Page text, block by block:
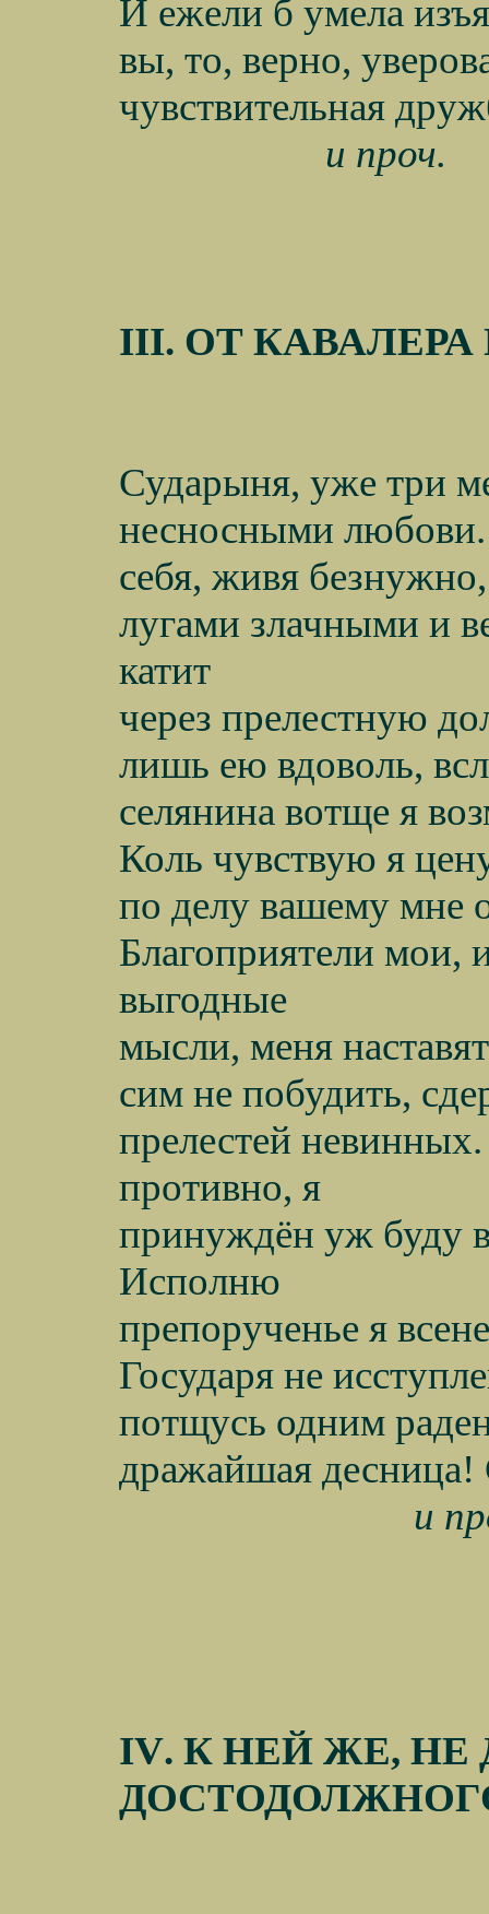
И ежели б умела
вы, то, верно,
чувствительная
и проч.
III. ОТ КАВАЛЕРА
Сударыня, уже три
несносными любови.
себя, живя
лугами злачными и
катит
через прелестную
лишь ею вдоволь,
селянина вотще я
Коль чувствую я
по делу вашему мне
Благоприятели
выгодные
мысли, меня
сим не побудить,
прелестей
противно, я
принуждён уж буду
Исполню
препорученье я
Государя не
потщусь одним
дражайшая
и
IV. К НЕЙ ЖЕ,